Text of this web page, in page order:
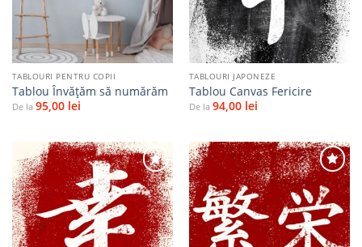
TABLOURI PENTRU COPII
Tablou Învățăm să numărăm
De la 95,00 lei
TABLOURI JAPONEZE
Tablou Canvas Fericire
De la 94,00 lei
Adaugă
la
favorite
Adaugă
la
favorite